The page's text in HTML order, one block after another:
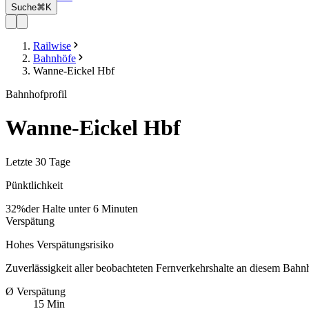
Suche⌘K
Railwise
Bahnhöfe
Wanne-Eickel Hbf
Bahnhofprofil
Wanne-Eickel Hbf
Letzte 30 Tage
Pünktlichkeit
32%der Halte unter 6 Minuten
Verspätung
Hohes Verspätungsrisiko
Zuverlässigkeit aller beobachteten Fernverkehrshalte an diesem
Ø Verspätung
15 Min